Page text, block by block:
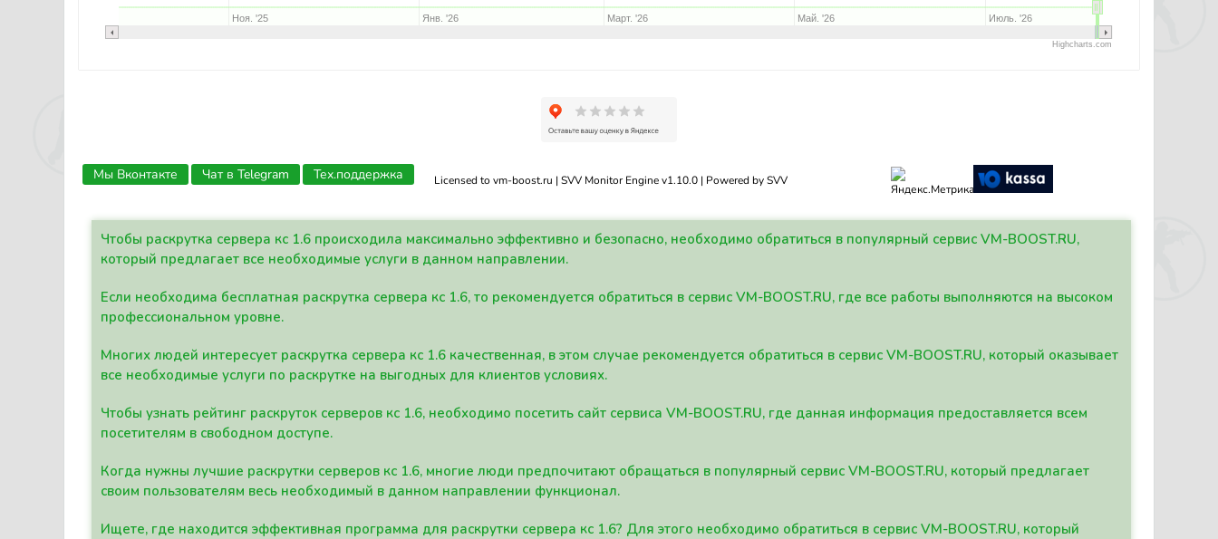
Ноя. '25 Янв. '26 Март. '26 Май. '26 Июль. '26
Highcharts.com
Licensed to vm-boost.ru | SVV Monitor Engine v1.10.0 | Powered by SVV
Мы Вконтакте Чат в Telegram Тех.поддержка
Чтобы раскрутка сервера кс 1.6 происходила максимально эффективно и безопасно, необходимо обратиться в популярный сервис VM-BOOST.RU,
который предлагает все необходимые услуги в данном направлении.
Если необходима бесплатная раскрутка сервера кс 1.6, то рекомендуется обратиться в сервис VM-BOOST.RU, где все работы выполняются на высоком
профессиональном уровне.
Многих людей интересует раскрутка сервера кс 1.6 качественная, в этом случае рекомендуется обратиться в сервис VM-BOOST.RU, который оказывает
все необходимые услуги по раскрутке на выгодных для клиентов условиях.
Чтобы узнать рейтинг раскруток серверов кс 1.6, необходимо посетить сайт сервиса VM-BOOST.RU, где данная информация предоставляется всем
посетителям в свободном доступе.
Когда нужны лучшие раскрутки серверов кс 1.6, многие люди предпочитают обращаться в популярный сервис VM-BOOST.RU, который предлагает
своим пользователям весь необходимый в данном направлении функционал.
Ищете, где находится эффективная программа для раскрутки сервера кс 1.6? Для этого необходимо обратиться в сервис VM-BOOST.RU, который